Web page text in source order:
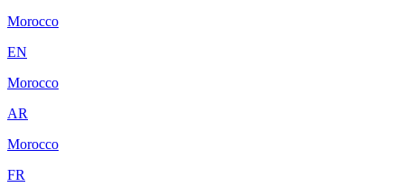
Morocco
EN
Morocco
AR
Morocco
FR